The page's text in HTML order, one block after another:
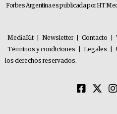
Forbes Argentina es publicada por HT
MediaKit Newsletter Contacto
Términos y condiciones
Legales
los derechos reservados.